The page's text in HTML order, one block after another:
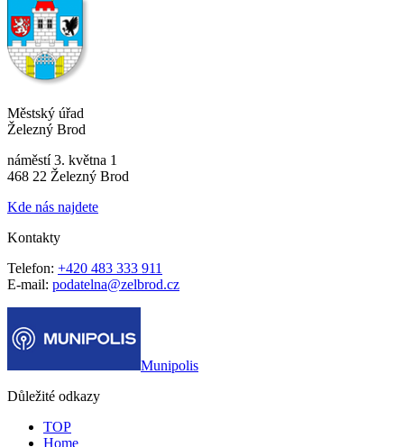
Městský úřad
Železný Brod
náměstí 3. května 1
468 22 Železný Brod
Kde nás najdete
Kontakty
Telefon: +420 483 333 911
E-mail: podatelna@zelbrod.cz
Munipolis
Důležité odkazy
TOP
Home